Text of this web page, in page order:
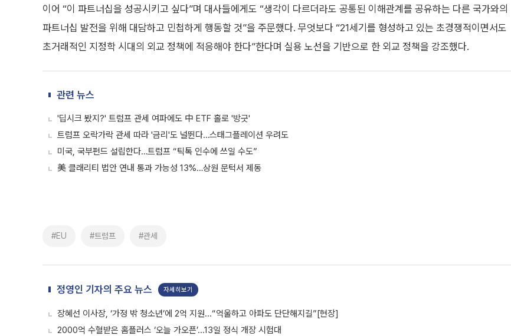
이어 “이 파트너십을 성공시키고 싶다”며 대사들에게도 “생각이 다르더라도 공통된 이해관계를 공유하는 다른 국가와의
파트너십 발전을 위해 대담하고 민첩하게 행동할 것”을 주문했다. 무엇보다 “21세기를 형성하고 있는 초경쟁적이면서도
초거래적인 지정학 시대의 외교 정책에 적응해야 한다”한다며 실용 노선을 기반으로 한 외교 정책을 강조했다.
관련 뉴스
'딥시크 봤지?' 트럼프 관세 여파에도 中 ETF 홀로 '방긋'
트럼프 오락가락 관세 따라 '금리'도 널뛴다…스태그플레이션 우려도
미국, 국부펀드 설립한다…트럼프 “틱톡 인수에 쓰일 수도”
美 클래리티 법안 연내 통과 가능성 13%…상원 문턱서 제동
#EU #트럼프 #관세
정영인 기자의 주요 뉴스 자세히보기
장혜선 이사장, ‘가정 밖 청소년’에 2억 지원...“억울하고 아파도 단단해지길”[현장]
2000억 수혈받은 홈플러스 ‘오늘 가오픈’...13일 정식 개장 시험대